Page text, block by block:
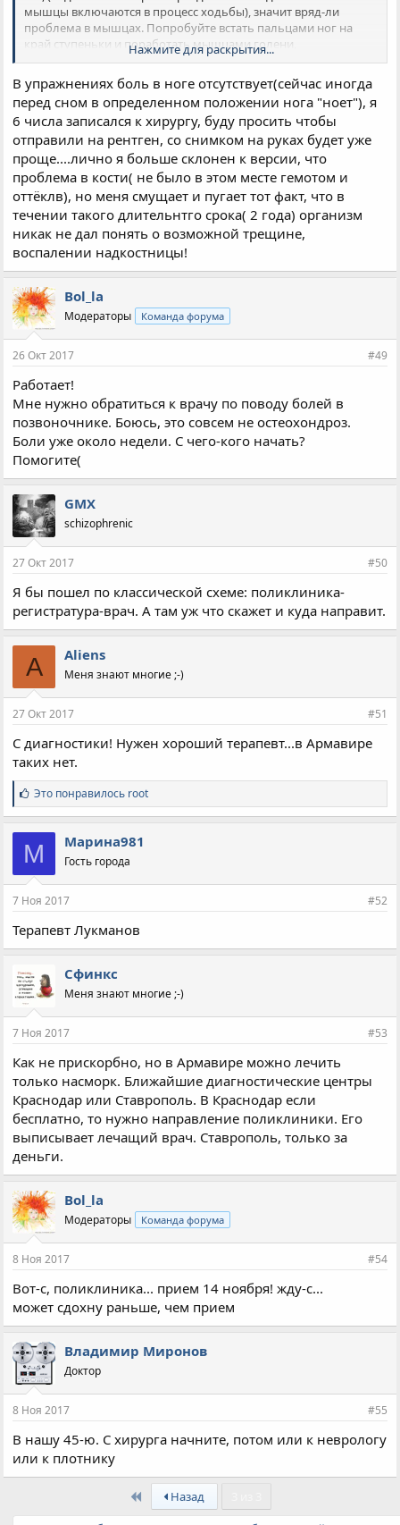
мышцы включаются в процесс ходьбы), значит вряд-ли
проблема в мышцах. Попробуйте встать пальцами ног на
край ступеньки и поработать мышцами голени,
приподымаясь и опускаясь относительно горизонта этой
ступени - это очень жёсткая работа для мышц голени. Если
боли нет или она незначительная, то с мышцами скорее всего
всё в порядке. Я так понимаю что боль где-то посредине
голени снаружи - там к кости крепится короткая
малоберцовая мышца, которая принимает активное участие
в игре футбол. Есть такая "кака" - поднадкостничная гемотома
, если не ошибаюсь определяется на УЗИ. Но это всего-лишь
предположение.
Нажмите для раскрытия...
В упражнениях боль в ноге отсутствует(сейчас иногда
перед сном в определенном положении нога "ноет"), я
6 числа записался к хирургу, буду просить чтобы
отправили на рентген, со снимком на руках будет уже
проще....лично я больше склонен к версии, что
проблема в кости( не было в этом месте гемотом и
оттёклв), но меня смущает и пугает тот факт, что в
течении такого длительнтго срока( 2 года) организм
никак не дал понять о возможной трещине,
воспалении надкостницы!
Bol_la
Модераторы Команда форума
26 Окт 2017 #49
Работает!
Мне нужно обратиться к врачу по поводу болей в
позвоночнике. Боюсь, это совсем не остеохондроз.
Боли уже около недели. С чего-кого начать?
Помогите(
GMX
schizophrenic
27 Окт 2017 #50
Я бы пошел по классической схеме: поликлиника-
регистратура-врач. А там уж что скажет и куда направит.
A Aliens
Меня знают многие ;-)
27 Окт 2017 #51
С диагностики! Нужен хороший терапевт...в Армавире
таких нет.
С
и
м
п
а
т
и
:
Это понравилось root
М Марина981
Гость города
7 Ноя 2017 #52
Терапевт Лукманов
Сфинкс
Меня знают многие ;-)
7 Ноя 2017 #53
Как не прискорбно, но в Армавире можно лечить
только насморк. Ближайшие диагностические центры
Краснодар или Ставрополь. В Краснодар если
бесплатно, то нужно направление поликлиники. Его
выписывает лечащий врач. Ставрополь, только за
деньги.
Bol_la
Модераторы Команда форума
8 Ноя 2017 #54
Вот-с, поликлиника... прием 14 ноября! жду-с...
может сдохну раньше, чем прием
Владимир Миронов
Доктор
8 Ноя 2017 #55
В нашу 45-ю. С хирурга начните, потом или к неврологу
или к плотнику
First Назад